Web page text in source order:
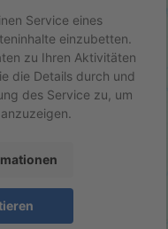
Service eines
einzubetten.
zu Ihren Aktivitäten
die Details durch und
des Service zu, um